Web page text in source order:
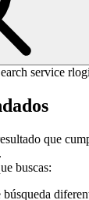
service
que
buscas: